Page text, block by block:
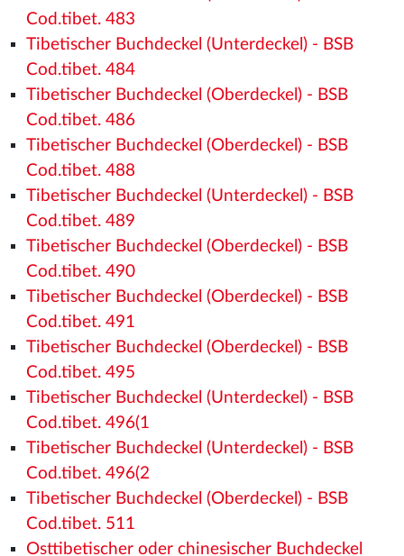
Cod.tibet. 483
Tibetischer Buchdeckel (Unterdeckel) - BSB
Cod.tibet. 484
Tibetischer Buchdeckel (Oberdeckel) - BSB
Cod.tibet. 486
Tibetischer Buchdeckel (Oberdeckel) - BSB
Cod.tibet. 488
Tibetischer Buchdeckel (Unterdeckel) - BSB
Cod.tibet. 489
Tibetischer Buchdeckel (Oberdeckel) - BSB
Cod.tibet. 490
Tibetischer Buchdeckel (Oberdeckel) - BSB
Cod.tibet. 491
Tibetischer Buchdeckel (Oberdeckel) - BSB
Cod.tibet. 495
Tibetischer Buchdeckel (Unterdeckel) - BSB
Cod.tibet. 496(1
Tibetischer Buchdeckel (Unterdeckel) - BSB
Cod.tibet. 496(2
Tibetischer Buchdeckel (Oberdeckel) - BSB
Cod.tibet. 511
Osttibetischer oder chinesischer Buchdeckel